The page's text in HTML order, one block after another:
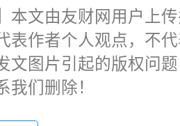
本文由友财网用户上
表作者个人观点，不
文图片引起的版权问
我们删除！